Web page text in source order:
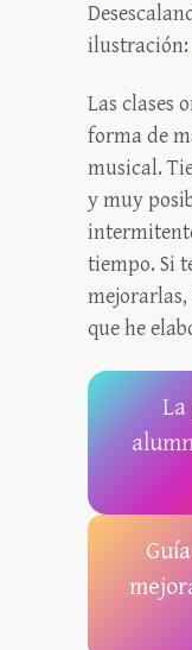
ilustración:
Las clases
forma de
musical.
y muy
tiempo. Si
mejorarlas,
que he
La